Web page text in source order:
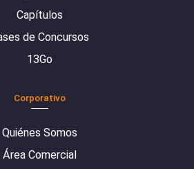
Capítulos
de Concursos
13Go
Corporativo
Quiénes Somos
Área Comercial